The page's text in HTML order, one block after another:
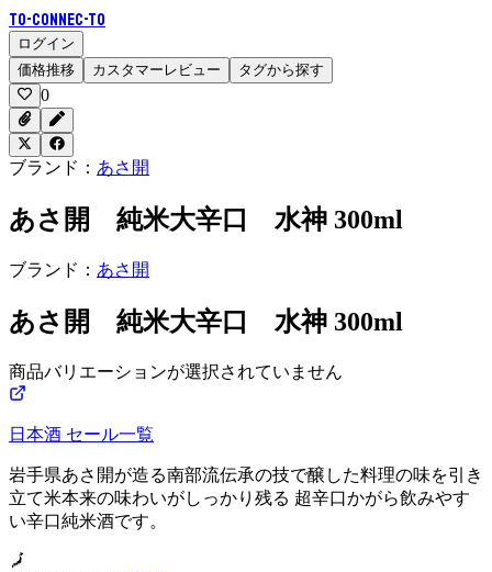
To-Connec-TO
ログイン
価格推移
カスタマーレビュー タグから探す
0
ブランド： あさ開
あさ開 純米大辛口 水神 300ml
ブランド： あさ開
あさ開 純米大辛口 水神 300ml
商品バリエーションが選択されていません
日本酒 セール一覧
岩手県あさ開が造る南部流伝承の技で醸した料理の味を引き
立て米本来の味わいがしっかり残る 超辛口かがら飲みやす
い辛口純米酒です。